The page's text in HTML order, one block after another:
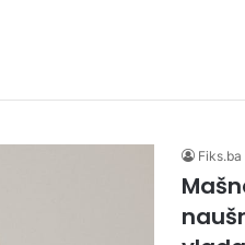
Fiks.ba